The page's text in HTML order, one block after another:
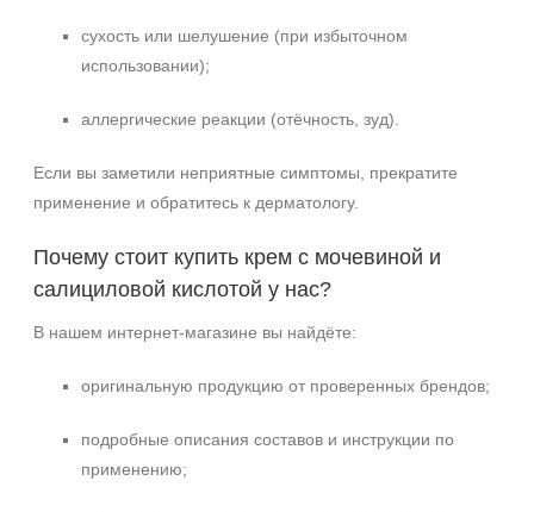
сухость или шелушение (при избыточном
использовании);
аллергические реакции (отёчность, зуд).
Если вы заметили неприятные симптомы, прекратите
применение и обратитесь к дерматологу.
Почему стоит купить крем с мочевиной и
салициловой кислотой у нас?
В нашем интернет‑магазине вы найдёте:
оригинальную продукцию от проверенных брендов;
подробные описания составов и инструкции по
применению;